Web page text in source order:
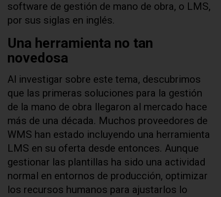
software de gestión de mano de obra, o LMS,
por sus siglas en inglés.
Una herramienta no tan
novedosa
Al investigar sobre este tema, descubrimos
que las primeras soluciones para la gestión
de la mano de obra llegaron al mercado hace
más de una década. Muchos proveedores de
WMS han estado incluyendo una herramienta
LMS en su oferta desde entonces. Aunque
gestionar las plantillas ha sido una actividad
normal en entornos de producción, optimizar
los recursos humanos para ajustarlos lo